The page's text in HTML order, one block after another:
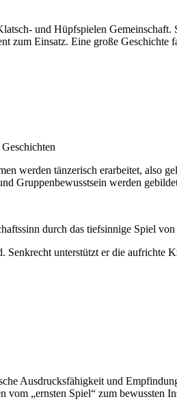
und Hüpfspielen
Einsatz. Eine große
werden tänzerisch erarbeitet, also
Gruppenbewusstsein werden
durch das tiefsinnige Spiel
unterstützt er die
Ausdrucksfähigkeit und
vom „ernsten Spiel“ zum bewussten